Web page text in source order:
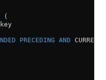
(
PRECEDING AND CURRENT